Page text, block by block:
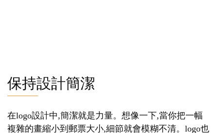
保持設計簡潔
在logo設計中,簡潔就是力量。想像一下,當你把一幅
複雜的畫縮小到郵票大小,細節就會模糊不清。logo也